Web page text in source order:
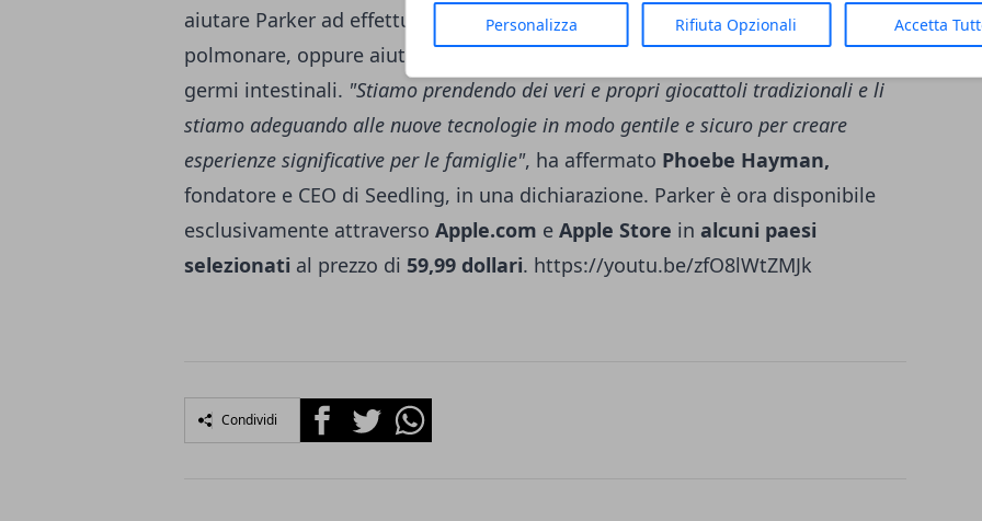
Personalizza Rifiuta Opzionali Accetta
aiutare Parker ad effettuare respiri più profondi e testare la capacità
polmonare, oppure aiutarlo a fronteggiare unvirus gastricodebellando i
germi intestinali. "Stiamo prendendo dei veri e propri giocattoli tradizionali e li
stiamo adeguando alle nuove tecnologie in modo gentile e sicuro per creare
esperienze significative per le famiglie", ha affermato Phoebe Hayman,
fondatore e CEO di Seedling, in una dichiarazione. Parker è ora disponibile
esclusivamente attraverso Apple.com e Apple Store in alcuni paesi
selezionati al prezzo di 59,99 dollari. https://youtu.be/zfO8lWtZMJk
Condividi FacebookTwitterWhatsapp